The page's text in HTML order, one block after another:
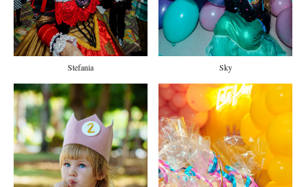
Stefania Sky